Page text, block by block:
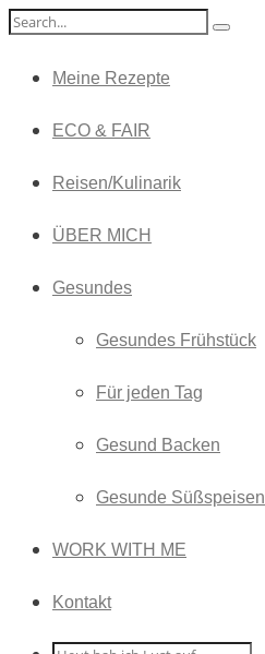
Meine Rezepte
ECO & FAIR
Reisen/Kulinarik
ÜBER MICH
Gesundes
Gesundes Frühstück
Für jeden Tag
Gesund Backen
Gesunde Süßspeisen
WORK WITH ME
Kontakt